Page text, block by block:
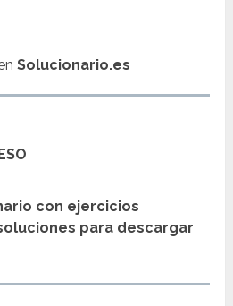
Solucionario.es
con ejercicios
para descargar